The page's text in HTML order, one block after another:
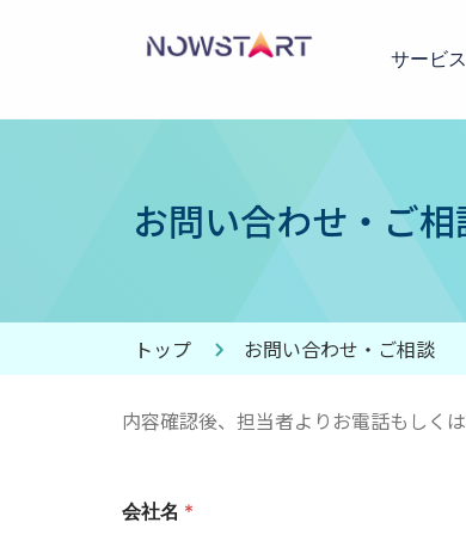
サービス
お問い合わせ・ご相
トップ お問い合わせ・ご相談
内容確認後、担当者よりお電話もしく
会社名 *